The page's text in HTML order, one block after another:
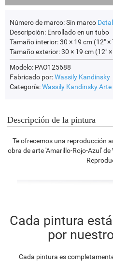
Número de marco:Sin marco
Descripción: Enrollado en un tubo
Tamaño interior:30 × 19 cm (12" ×
Tamaño exterior:30 × 19 cm (12" ×
Modelo: PAO125688
Fabricado por:Wassily Kandinsky
Categoría:Wassily Kandinsky
Descripción de la pintura
Te ofrecemos una reproducción
obra de arte 'Amarillo-Rojo-Azul'
Cada pintura
por
Cada pintura es